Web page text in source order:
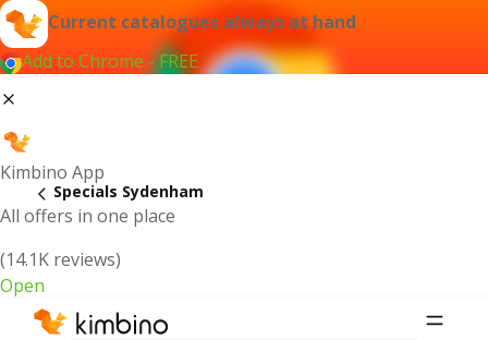
Current catalogues always at hand
Add to Chrome - FREE
Kimbino App
All offers in one place
(14.1K reviews)
Open
Specials Sydenham